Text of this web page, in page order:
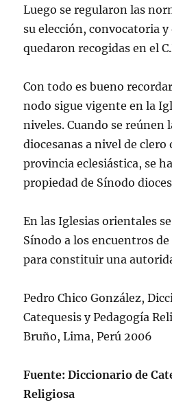
Luego se regularon las
su elección, convocatoria
quedaron recogidas en el
Con todo es bueno
nodo sigue vigente en la
niveles. Cuando se reúnen
diocesanas a nivel de clero
provincia eclesiástica, se
propiedad de Sí­nodo
En las Iglesias orientales
Sí­nodo a los encuentros
para constituir una
Pedro Chico González,
Catequesis y Pedagogí­a
Bruño, Lima, Perú 2006
Fuente: Diccionario de
Religiosa